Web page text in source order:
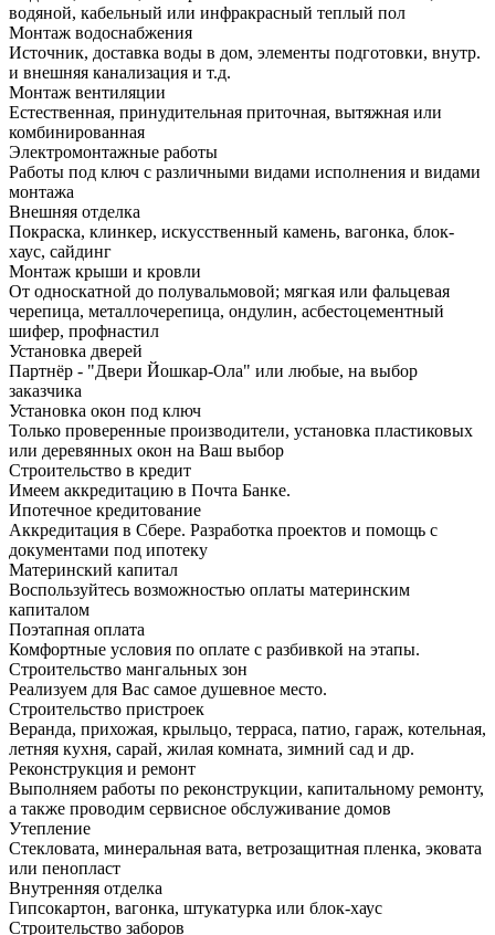
водяной, кабельный или инфракрасный теплый пол
Монтаж водоснабжения
Источник, доставка воды в дом, элементы подготовки, внутр.
и внешняя канализация и т.д.
Монтаж вентиляции
Естественная, принудительная приточная, вытяжная или
комбинированная
Электромонтажные работы
Работы под ключ с различными видами исполнения и видами
монтажа
Внешняя отделка
Покраска, клинкер, искусственный камень, вагонка, блок-
хаус, сайдинг
Монтаж крыши и кровли
От односкатной до полувальмовой; мягкая или фальцевая
черепица, металлочерепица, ондулин, асбестоцементный
шифер, профнастил
Установка дверей
Партнёр - "Двери Йошкар-Ола" или любые, на выбор
заказчика
Установка окон под ключ
Только проверенные производители, установка пластиковых
или деревянных окон на Ваш выбор
Строительство в кредит
Имеем аккредитацию в Почта Банке.
Ипотечное кредитование
Аккредитация в Сбере. Разработка проектов и помощь с
документами под ипотеку
Материнский капитал
Воспользуйтесь возможностью оплаты материнским
капиталом
Поэтапная оплата
Комфортные условия по оплате с разбивкой на этапы.
Строительство мангальных зон
Реализуем для Вас самое душевное место.
Строительство пристроек
Веранда, прихожая, крыльцо, терраса, патио, гараж, котельная,
летняя кухня, сарай, жилая комната, зимний сад и др.
Реконструкция и ремонт
Выполняем работы по реконструкции, капитальному ремонту,
а также проводим сервисное обслуживание домов
Утепление
Стекловата, минеральная вата, ветрозащитная пленка, эковата
или пенопласт
Внутренняя отделка
Гипсокартон, вагонка, штукатурка или блок-хаус
Строительство заборов